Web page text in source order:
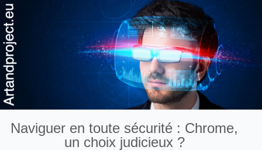
Naviguer en toute sécurité : Chrome,
un choix judicieux ?